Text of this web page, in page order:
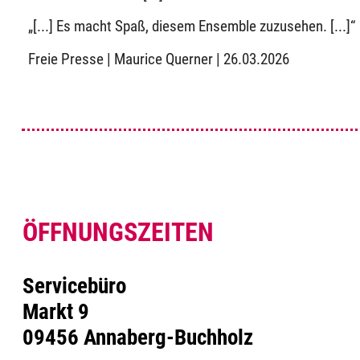
„[...] Es macht Spaß, diesem Ensemble zuzusehen. [...]“
Freie Presse | Maurice Querner | 26.03.2026
ÖFFNUNGSZEITEN
Servicebüro
Markt 9
09456 Annaberg-Buchholz